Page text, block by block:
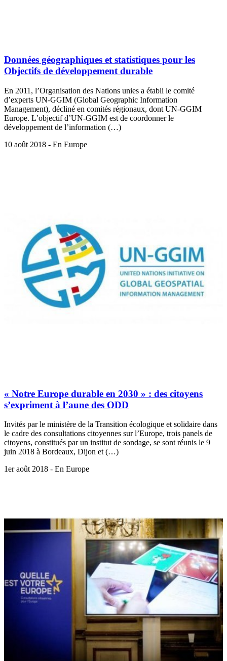
Données géographiques et statistiques pour les
Objectifs de développement durable
En 2011, l’Organisation des Nations unies a établi le comité
d’experts UN-GGIM (Global Geographic Information
Management), décliné en comités régionaux, dont UN-GGIM
Europe. L’objectif d’UN-GGIM est de coordonner le
développement de l’information (…)
10 août 2018 - En Europe
« Notre Europe durable en 2030 » : des citoyens
s’expriment à l’aune des ODD
Invités par le ministère de la Transition écologique et solidaire dans
le cadre des consultations citoyennes sur l’Europe, trois panels de
citoyens, constitués par un institut de sondage, se sont réunis le 9
juin 2018 à Bordeaux, Dijon et (…)
1er août 2018 - En Europe